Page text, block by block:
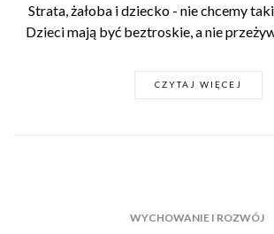
Strata, żałoba i dziecko - nie chcemy
Dzieci mają być beztroskie, a nie
CZYTAJ WIĘCEJ
WYCHOWANIE I ROZWÓJ